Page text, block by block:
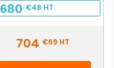
680 €48 HT
704 €69 HT